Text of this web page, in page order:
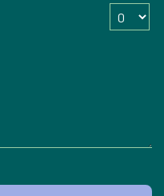
Anzahl Tickets Kind